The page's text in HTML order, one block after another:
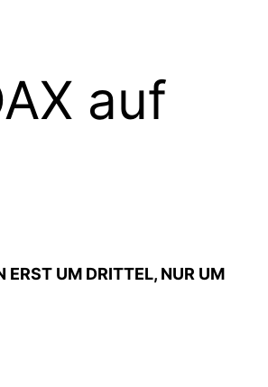
auf
ERST UM DRITTEL, NUR UM